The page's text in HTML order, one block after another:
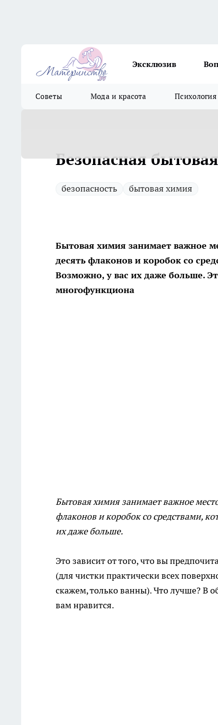
Эксклюзив
Советы Мода и красота Психология
Безопасная
безопасность бытовая химия
Бытовая химия занимает важное
десять флаконов и коробок со
Возможно, у вас их даже больше.
многофункциона
Бытовая химия занимает важное
флаконов и коробок со средствами,
их даже больше.
Это зависит от того, что вы
(для чистки практически всех
скажем, только ванны). Что лучше? В
вам нравится.